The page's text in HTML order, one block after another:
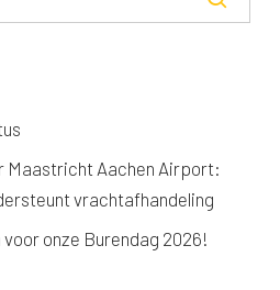
Maastricht Aachen Airport:
vrachtafhandeling
onze Burendag 2026!